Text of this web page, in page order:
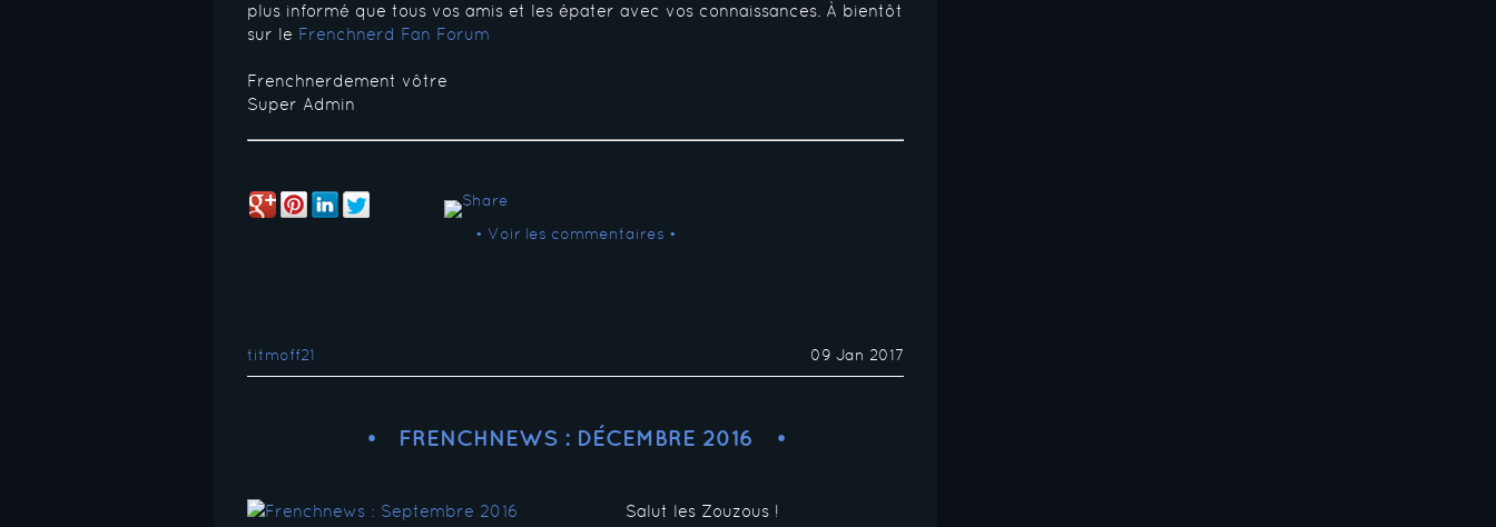
plus informé que tous vos amis et les épater avec vos connaissances. À bientôt
sur le Frenchnerd Fan Forum
Frenchnerdement vôtre
Super Admin
• Voir les commentaires •
titmoff21 09 Jan 2017
FRENCHNEWS : DÉCEMBRE 2016
Salut les Zouzous !